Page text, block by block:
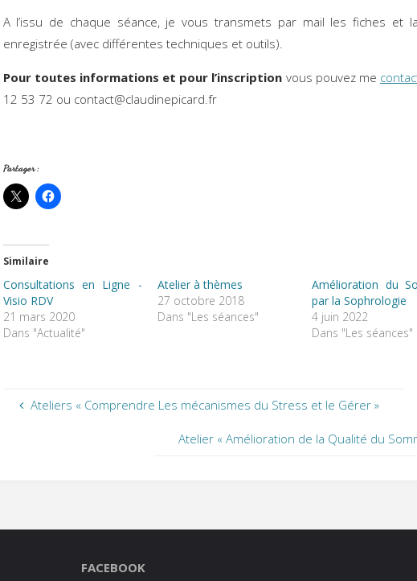
A l’issu de chaque séance, je vous transmets par mail les fiches et
enregistrée (avec différentes techniques et outils).
Pour toutes informations et pour l’inscription vous pouvez me
12 53 72 ou contact@claudinepicard.fr
Partager :
Similaire
Consultations en Ligne -
Visio RDV
21 mars 2020
Dans "Actualité"
Atelier à thèmes
27 octobre 2018
Dans "Les séances"
Amélioration du
par la Sophrologie
4 juin 2022
Dans "Les séances"
Ateliers « Comprendre Les mécanismes du Stress et le Gérer »
Atelier « Amélioration de la Qualité du
FACEBOOK